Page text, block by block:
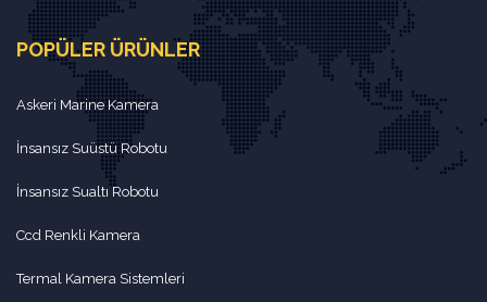
POPÜLER ÜRÜNLER
Askeri Marine Kamera
İnsansız Suüstü Robotu
İnsansız Sualtı Robotu
Ccd Renkli Kamera
Termal Kamera Sistemleri